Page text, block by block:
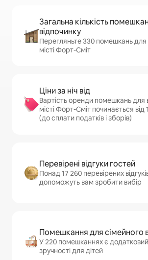
Загальна кількість
відпочинку
Перегляньте 330 помешкань для
місті Форт-Сміт
Ціни за ніч від
Вартість оренди помешкань для
місті Форт-Сміт починається від
(до сплати податків і зборів)
Перевірені відгуки гостей
Понад 17 260 перевірених
допоможуть вам зробити вибір
Помешкання для сімейного
У 220 помешканнях є додатковий
зручності для дітей